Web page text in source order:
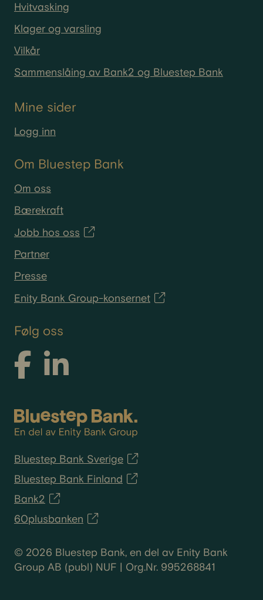
Hvitvasking
Klager og varsling
Vilkår
Sammenslåing av Bank2 og Bluestep Bank
Mine sider
Logg inn
Om Bluestep Bank
Om oss
Bærekraft
Jobb hos oss
Partner
Presse
Enity Bank Group-konsernet
Følg oss
Bluestep Bank Sverige
Bluestep Bank Finland
Bank2
60plusbanken
© 2026 Bluestep Bank, en del av Enity Bank
Group AB (publ) NUF | Org.Nr. 995268841